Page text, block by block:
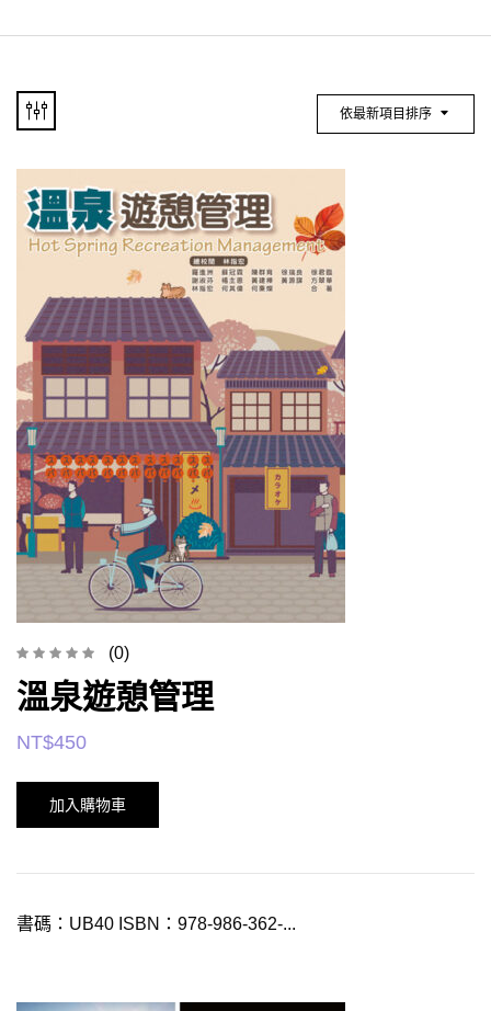
依最新項目排序
(0)
溫泉遊憩管理
NT$450
加入購物車
書碼：UB40 ISBN：978-986-362-...